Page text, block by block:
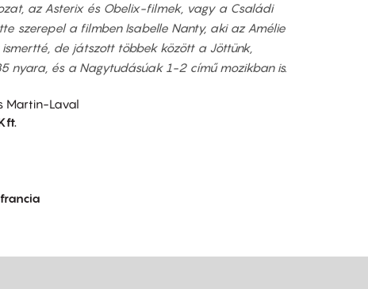
az Asterix és Obelix-filmek, vagy a Családi
szerepel a filmben Isabelle Nanty, aki az Amélie
de játszott többek között a Jöttünk,
nyara, és a Nagytudásúak 1-2 című mozikban is.
Martin-Laval
francia